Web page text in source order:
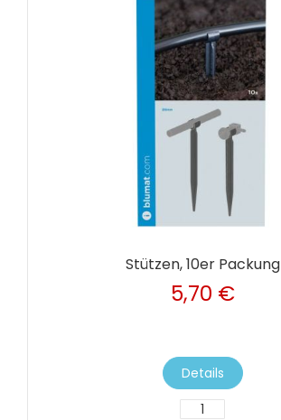
Stützen, 10er Packung
5,70 €
Details